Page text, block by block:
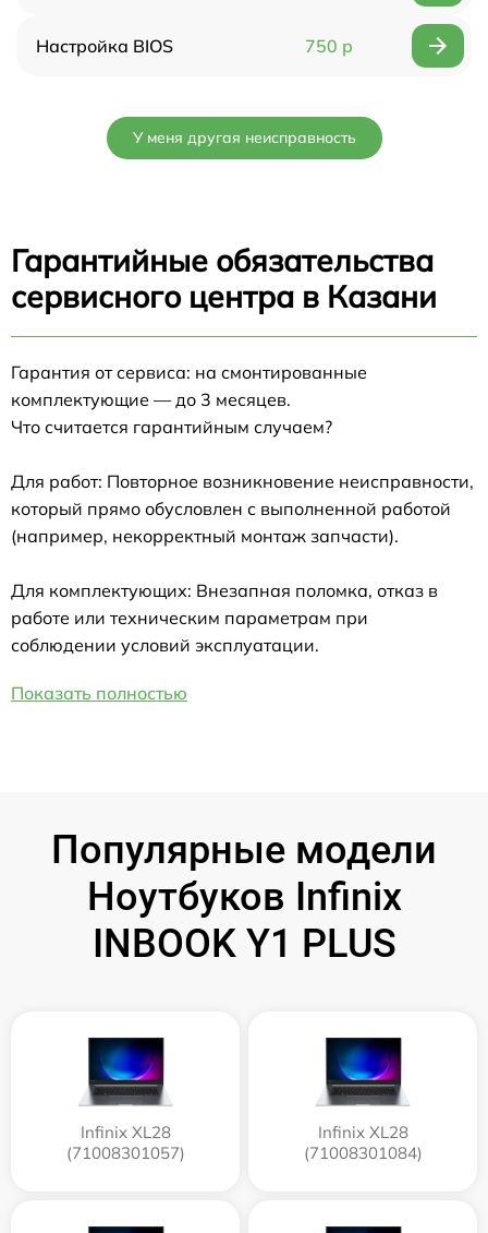
Настройка BIOS 750 р
У меня другая неисправность
Гарантийные обязательства
сервисного центра в Казани
Гарантия от сервиса: на смонтированные
комплектующие — до 3 месяцев.
Что считается гарантийным случаем?
Для работ: Повторное возникновение неисправности,
который прямо обусловлен с выполненной работой
(например, некорректный монтаж запчасти).
Для комплектующих: Внезапная поломка, отказ в
работе или техническим параметрам при
соблюдении условий эксплуатации.
Показать полностью
Популярные модели
Ноутбуков Infinix
INBOOK Y1 PLUS
Infinix XL28
(71008301057)
Infinix XL28
(71008301084)